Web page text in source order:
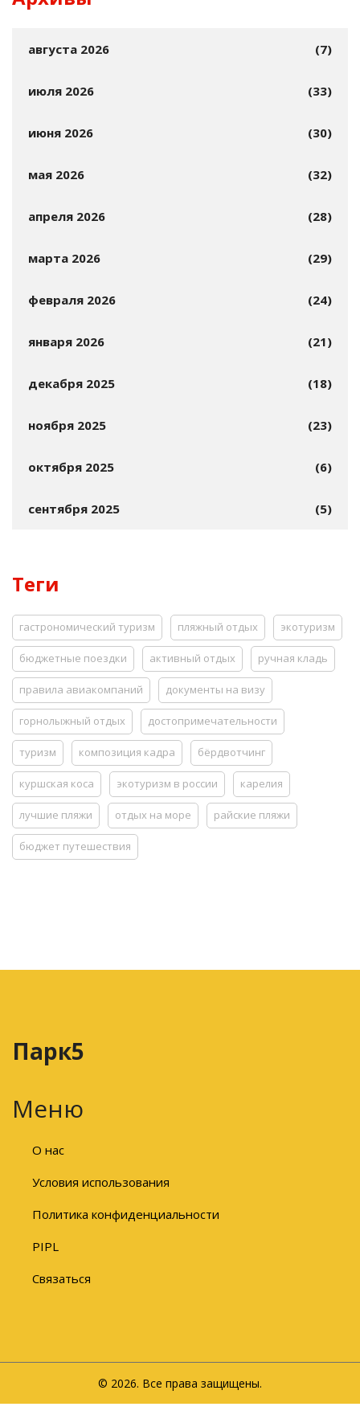
августа 2026 (7)
июля 2026 (33)
июня 2026 (30)
мая 2026 (32)
апреля 2026 (28)
марта 2026 (29)
февраля 2026 (24)
января 2026 (21)
декабря 2025 (18)
ноября 2025 (23)
октября 2025 (6)
сентября 2025 (5)
Теги
гастрономический туризм пляжный отдых экотуризм
бюджетные поездки активный отдых ручная кладь
правила авиакомпаний документы на визу
горнолыжный отдых достопримечательности
туризм композиция кадра бёрдвотчинг
куршская коса экотуризм в россии карелия
лучшие пляжи отдых на море райские пляжи
бюджет путешествия
Парк5
Меню
О нас
Условия использования
Политика конфиденциальности
PIPL
Связаться
© 2026. Все права защищены.